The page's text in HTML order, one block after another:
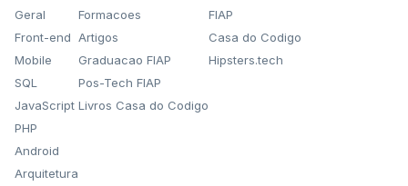
Geral
Front-end
Mobile
SQL
JavaScript
PHP
Android
Arquitetura
Formacoes
Artigos
Graduacao FIAP
Pos-Tech FIAP
Livros Casa do Codigo
FIAP
Casa do Codigo
Hipsters.tech